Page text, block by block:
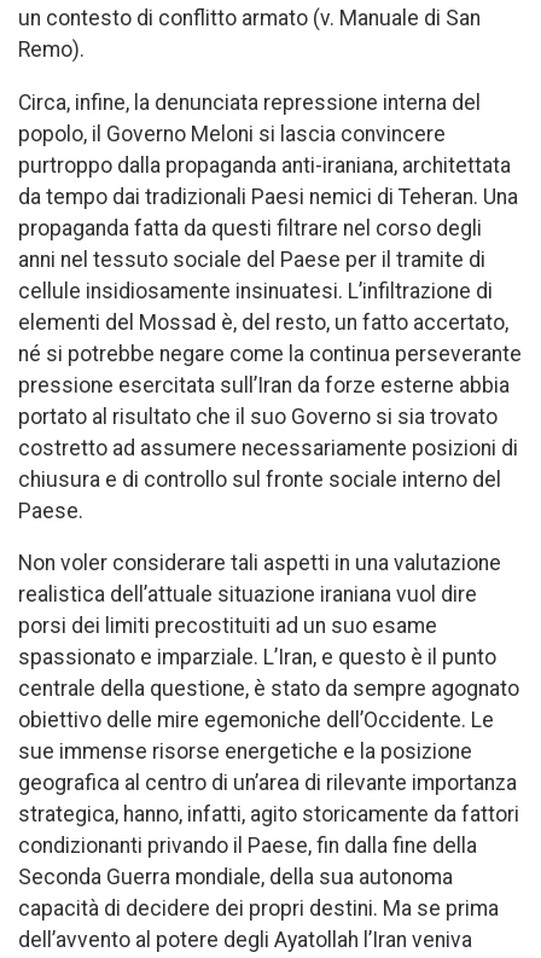
un contesto di conflitto armato (v. Manuale di San
Remo).
Circa, infine, la denunciata repressione interna del
popolo, il Governo Meloni si lascia convincere
purtroppo dalla propaganda anti-iraniana, architettata
da tempo dai tradizionali Paesi nemici di Teheran. Una
propaganda fatta da questi filtrare nel corso degli
anni nel tessuto sociale del Paese per il tramite di
cellule insidiosamente insinuatesi. L’infiltrazione di
elementi del Mossad è, del resto, un fatto accertato,
né si potrebbe negare come la continua perseverante
pressione esercitata sull’Iran da forze esterne abbia
portato al risultato che il suo Governo si sia trovato
costretto ad assumere necessariamente posizioni di
chiusura e di controllo sul fronte sociale interno del
Paese.
Non voler considerare tali aspetti in una valutazione
realistica dell’attuale situazione iraniana vuol dire
porsi dei limiti precostituiti ad un suo esame
spassionato e imparziale. L’Iran, e questo è il punto
centrale della questione, è stato da sempre agognato
obiettivo delle mire egemoniche dell’Occidente. Le
sue immense risorse energetiche e la posizione
geografica al centro di un’area di rilevante importanza
strategica, hanno, infatti, agito storicamente da fattori
condizionanti privando il Paese, fin dalla fine della
Seconda Guerra mondiale, della sua autonoma
capacità di decidere dei propri destini. Ma se prima
dell’avvento al potere degli Ayatollah l’Iran veniva